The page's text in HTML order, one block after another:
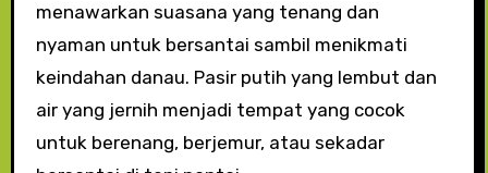
menawarkan suasana yang tenang dan
nyaman untuk bersantai sambil menikmati
keindahan danau. Pasir putih yang lembut dan
air yang jernih menjadi tempat yang cocok
untuk berenang, berjemur, atau sekadar